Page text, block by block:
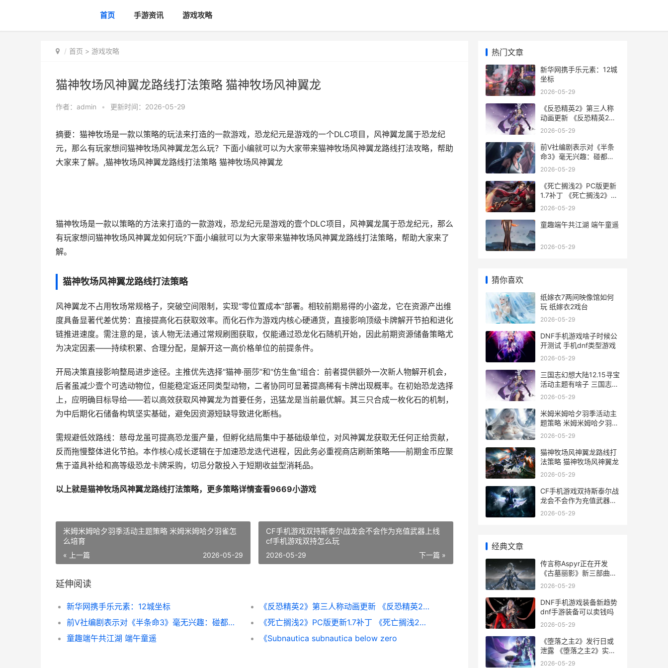
首页 手游资讯 游戏攻略
首页 > 游戏攻略
猫神牧场风神翼龙路线打法策略 猫神牧场风神翼龙
作者： admin • 更新时间：2026-05-29
摘要：猫神牧场是一款以策略的玩法来打造的一款游戏，恐龙纪元是游戏的一个DLC项目，风神翼龙属于恐龙纪
元，那么有玩家想问猫神牧场风神翼龙怎么玩？下面小编就可以为大家带来猫神牧场风神翼龙路线打法攻略，帮助
大家来了解。,猫神牧场风神翼龙路线打法策略 猫神牧场风神翼龙
猫神牧场是一款以策略的方法来打造的一款游戏，恐龙纪元是游戏的壹个DLC项目，风神翼龙属于恐龙纪元，那么
有玩家想问猫神牧场风神翼龙如何玩?下面小编就可以为大家带来猫神牧场风神翼龙路线打法策略，帮助大家来了
解。
猫神牧场风神翼龙路线打法策略
风神翼龙不占用牧场常规格子，突破空间限制，实现“零位置成本”部署。相较前期易得的小盗龙，它在资源产出维
度具备显著代差优势：直接提高化石获取效率。而化石作为游戏内核心硬通货，直接影响顶级卡牌解开节拍和进化
链推进速度。需注意的是，该人物无法通过常规刷图获取，仅能通过恐龙化石随机开始，因此前期资源储备策略尤
为决定因素——持续积累、合理分配，是解开这一高价格单位的前提条件。
开局决策直接影响整局进步途径。主推优先选择“猫神·丽莎”和“仿生鱼”组合：前者提供额外一次新人物解开机会，
后者虽减少壹个可选动物位，但能稳定返还同类型动物，二者协同可显著提高稀有卡牌出现概率。在初始恐龙选择
上，应明确目标导给——若以高效获取风神翼龙为首要任务，迅猛龙是当前最优解。其三只合成一枚化石的机制，
为中后期化石储备构筑坚实基础，避免因资源短缺导致进化断档。
需规避低效路线：慈母龙虽可提高恐龙蛋产量，但孵化结局集中于基础级单位，对风神翼龙获取无任何正给贡献，
反而拖慢整体进化节拍。本作核心成长逻辑在于加速恐龙迭代进程，因此务必重视商店刷新策略——前期金币应聚
焦于道具补给和高等级恐龙卡牌采购，切忌分散投入于短期收益型消耗品。
以上就是猫神牧场风神翼龙路线打法策略，更多策略详情查看9669小游戏
米姆米姆哈夕羽季活动主题策略 米姆米姆哈夕羽雀怎
么培育
« 上一篇 2026-05-29
CF手机游戏双持斯泰尔战龙会不会作为充值武器上线
cf手机游戏双持怎么玩
下一篇 »
2026-05-29
延伸阅读
新华网携手乐元素：12城坐标
《反恐精英2》第三人称动画更新 《反恐精英2》直接安装游戏
前V社编剧表示对《半条命3》毫无兴趣：碰都不想碰
《死亡搁浅2》PC版更新1.7补丁 《死亡搁浅2》PC修改器
童趣端午共江湖 端午童遥
《Subnautica subnautica below zero
热门文章
新华网携手乐元素：12城
坐标
2026-05-29
《反恐精英2》第三人称
动画更新 《反恐精英2》
直接安装游戏
2026-05-29
前V社编剧表示对《半条
命3》毫无兴趣：碰都不
想碰
2026-05-29
《死亡搁浅2》PC版更新
1.7补丁 《死亡搁浅2》
PC修改器
2026-05-29
童趣端午共江湖 端午童遥
2026-05-29
猜你喜欢
纸嫁衣7两间映像馆如何
玩 纸嫁衣2戏台
2026-05-29
DNF手机游戏啥子时候公
开测试 手机dnf类型游戏
2026-05-29
三国志幻想大陆12.15寻宝
活动主题有啥子 三国志幻
想大陆0.1折
2026-05-29
米姆米姆哈夕羽季活动主
题策略 米姆米姆哈夕羽雀
怎么培育
2026-05-29
猫神牧场风神翼龙路线打
法策略 猫神牧场风神翼龙
2026-05-29
CF手机游戏双持斯泰尔战
龙会不会作为充值武器上
线 cf手机游戏双持怎么玩
2026-05-29
经典文章
传言称Aspyr正在开发
《古墓丽影》新三部曲重
制
2026-05-29
DNF手机游戏装备新趋势
dnf手游装备可以卖钱吗
2026-05-29
《堕落之主2》发行日或
泄露 《堕落之主2》实机
首曝
2026-05-29